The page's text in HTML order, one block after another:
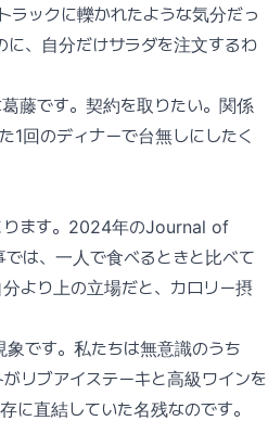
ラックに轢かれたような気分だっ
に、自分だけサラダを注文するわ
藤です。契約を取りたい。関係
1回のディナーで台無しにしたく
ります。2024年のJournal of
は、一人で食べるときと比べて
より上の立場だと、カロリー摂
です。私たちは無意識のうち
リブアイステーキと高級ワインを
に直結していた名残なのです。